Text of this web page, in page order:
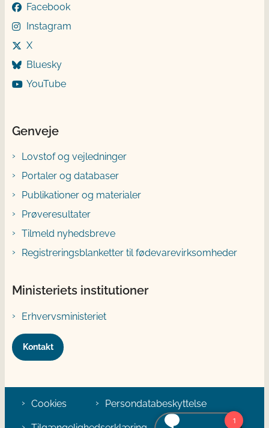
Facebook
Instagram
X
Bluesky
YouTube
Genveje
Lovstof og vejledninger
Portaler og databaser
Publikationer og materialer
Prøveresultater
Tilmeld nyhedsbreve
Registreringsblanketter til fødevarevirksomheder
Ministeriets institutioner
Erhvervsministeriet
Kontakt
Cookies Persondatabeskyttelse